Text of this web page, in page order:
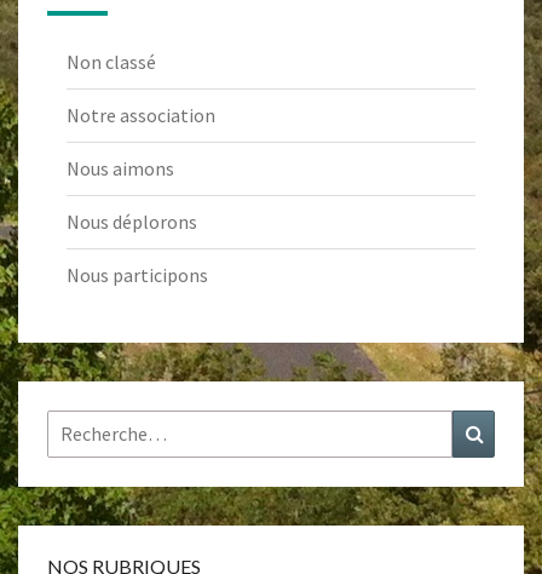
Non classé
Notre association
Nous aimons
Nous déplorons
Nous participons
Rechercher :
NOS RUBRIQUES